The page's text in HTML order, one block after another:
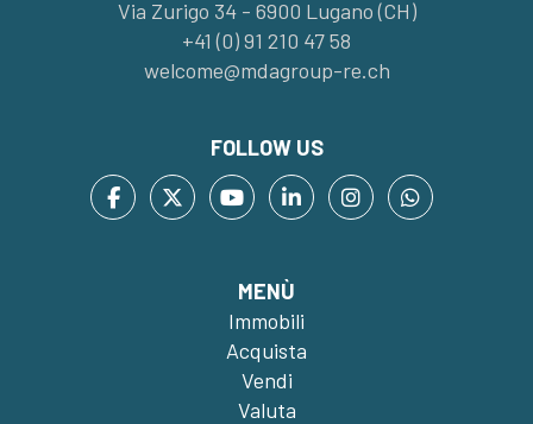
Via Zurigo 34 - 6900 Lugano (CH)
+41 (0) 91 210 47 58
welcome@mdagroup-re.ch
FOLLOW US
MENÙ
Immobili
Acquista
Vendi
Valuta